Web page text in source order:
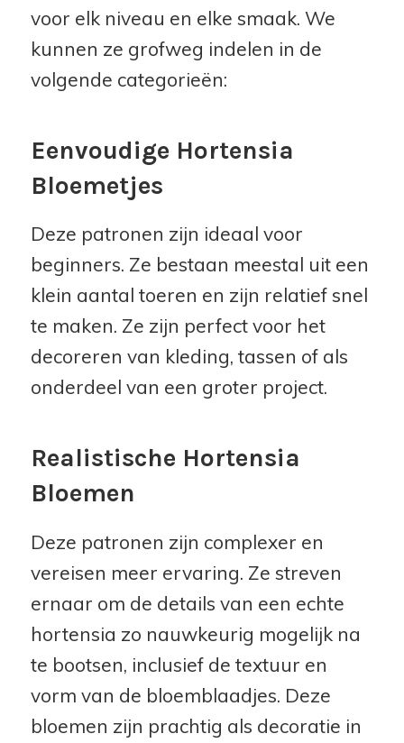
voor elk niveau en elke smaak. We
kunnen ze grofweg indelen in de
volgende categorieën:
Eenvoudige Hortensia
Bloemetjes
Deze patronen zijn ideaal voor
beginners. Ze bestaan meestal uit een
klein aantal toeren en zijn relatief snel
te maken. Ze zijn perfect voor het
decoreren van kleding, tassen of als
onderdeel van een groter project.
Realistische Hortensia
Bloemen
Deze patronen zijn complexer en
vereisen meer ervaring. Ze streven
ernaar om de details van een echte
hortensia zo nauwkeurig mogelijk na
te bootsen, inclusief de textuur en
vorm van de bloemblaadjes. Deze
bloemen zijn prachtig als decoratie in